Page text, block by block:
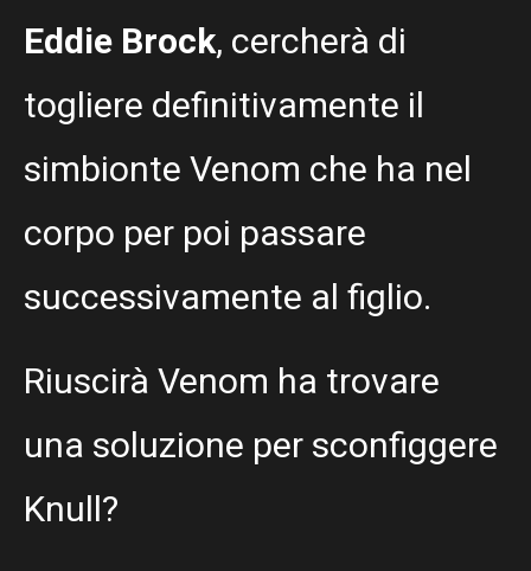
Eddie Brock, cercherà di
togliere definitivamente il
simbionte Venom che ha nel
corpo per poi passare
successivamente al figlio.
Riuscirà Venom ha trovare
una soluzione per sconfiggere
Knull?